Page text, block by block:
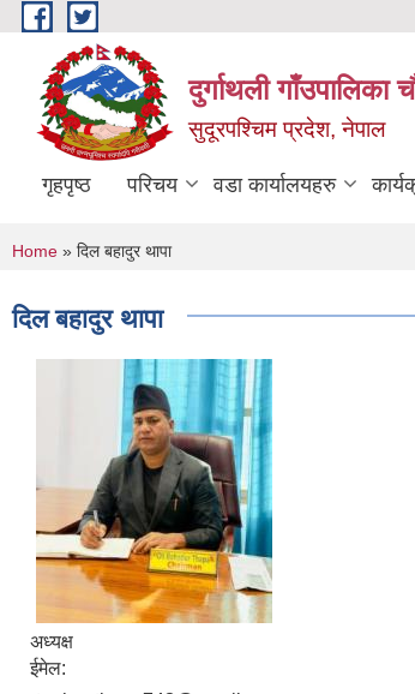
Skip to main content
दुर्गाथली गाँउपालिका
सुदूरपश्चिम प्रदेश, नेपाल
गृहपृष्ठ परिचय वडा कार्यालयहरु
You are here
Home » दिल बहादुर थापा
दिल बहादुर थापा
अध्यक्ष
ईमेल: